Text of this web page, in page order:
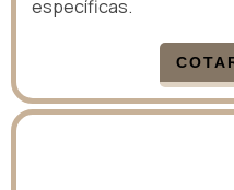
específicas.